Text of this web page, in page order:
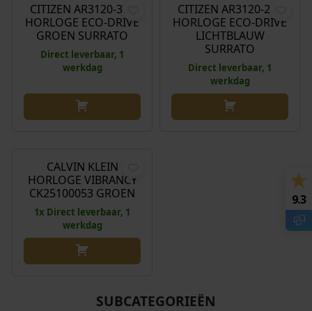
CITIZEN AR3120-32X
HORLOGE ECO-DRIVE
GROEN SURRATO
Direct leverbaar, 1
werkdag
CITIZEN AR3120-24L
HORLOGE ECO-DRIVE
LICHTBLAUW
SURRATO
Direct leverbaar, 1
werkdag
Aanbieding!
r
s
p
r
o
k
l
j
CALVIN KLEIN
HORLOGE VIBRANCY
CK25100053 GROEN
1x Direct leverbaar, 1
werkdag
SUBCATEGORIEËN
9.3